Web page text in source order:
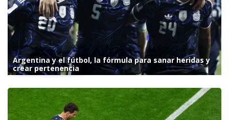
Argentina y el fútbol, la fórmula para sanar heridas y
crear pertenencia